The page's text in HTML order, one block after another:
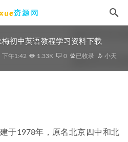
初中英语教程学习资料下载
下午1:42 1.33K 0 已收录 小天
于1978年，原名北京四中和北
艳平24年高考地理一轮复（上）